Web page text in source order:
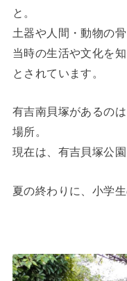
と。
土器や人間・動物の
当時の生活や文化を
とされています。
有吉南貝塚があるの
場所。
現在は、有吉貝塚公
夏の終わりに、小学